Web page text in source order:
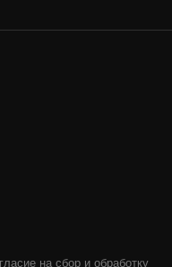
на сбор и обработку